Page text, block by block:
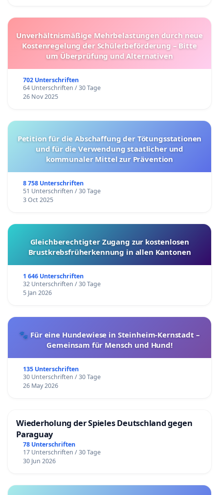
Unverhältnismäßige Mehrbelastungen durch neue
Kostenregelung der Schülerbeförderung – Bitte
um Überprüfung und Alternativen
702 Unterschriften
64 Unterschriften / 30 Tage
26 Nov 2025
Petition für die Abschaffung der Tötungsstationen
und für die Verwendung staatlicher und
kommunaler Mittel zur Prävention
8 758 Unterschriften
51 Unterschriften / 30 Tage
3 Oct 2025
Gleichberechtigter Zugang zur kostenlosen
Brustkrebsfrüherkennung in allen Kantonen
1 646 Unterschriften
32 Unterschriften / 30 Tage
5 Jan 2026
🐾 Für eine Hundewiese in Steinheim-Kernstadt –
Gemeinsam für Mensch und Hund!
135 Unterschriften
30 Unterschriften / 30 Tage
26 May 2026
Wiederholung der Spieles Deutschland gegen
Paraguay
78 Unterschriften
17 Unterschriften / 30 Tage
30 Jun 2026